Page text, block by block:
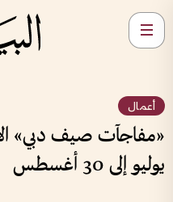
أعمال
يوليو إلى 30 أغسطس